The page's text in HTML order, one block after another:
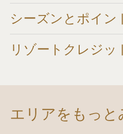
シーズンとポイン
リゾートクレジッ
エリアをもっと